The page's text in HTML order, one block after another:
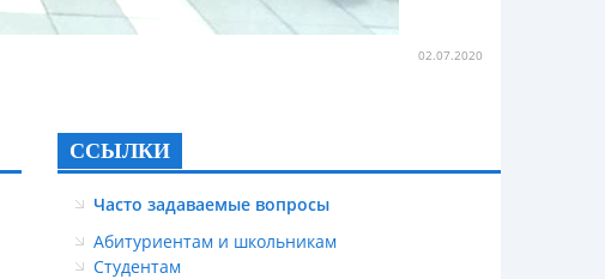
02.07.2020
ССЫЛКИ
Часто задаваемые вопросы
Абитуриентам и школьникам
Студентам